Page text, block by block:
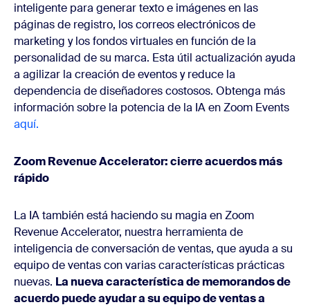
inteligente para generar texto e imágenes en las
páginas de registro, los correos electrónicos de
marketing y los fondos virtuales en función de la
personalidad de su marca. Esta útil actualización ayuda
a agilizar la creación de eventos y reduce la
dependencia de diseñadores costosos. Obtenga más
información sobre la potencia de la IA en Zoom Events
aquí.
Zoom Revenue Accelerator: cierre acuerdos más
rápido
La IA también está haciendo su magia en Zoom
Revenue Accelerator, nuestra herramienta de
inteligencia de conversación de ventas, que ayuda a su
equipo de ventas con varias características prácticas
nuevas. La nueva característica de memorandos de
acuerdo puede ayudar a su equipo de ventas a